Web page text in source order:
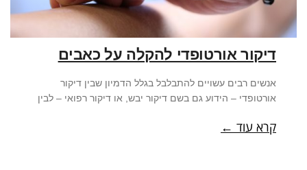
דיקור אורטופדי להקלה על כאבים
אנשים רבים עשויים להתבלבל בגלל הדמיון שבין דיקור
אורטופדי – הידוע גם בשם דיקור יבש, או דיקור רפואי – לבין
קרא עוד ←